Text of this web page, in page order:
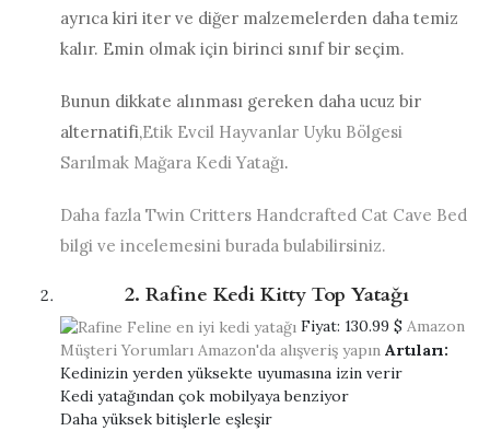
ayrıca kiri iter ve diğer malzemelerden daha temiz
kalır. Emin olmak için birinci sınıf bir seçim.
Bunun dikkate alınması gereken daha ucuz bir
alternatifi,Etik Evcil Hayvanlar Uyku Bölgesi
Sarılmak Mağara Kedi Yatağı.
Daha fazla Twin Critters Handcrafted Cat Cave Bed
bilgi ve incelemesini burada bulabilirsiniz.
2. Rafine Kedi Kitty Top Yatağı
Fiyat: 130.99 $ Amazon
Müşteri Yorumları Amazon'da alışveriş yapın Artıları:
Kedinizin yerden yüksekte uyumasına izin verir
Kedi yatağından çok mobilyaya benziyor
Daha yüksek bitişlerle eşleşir